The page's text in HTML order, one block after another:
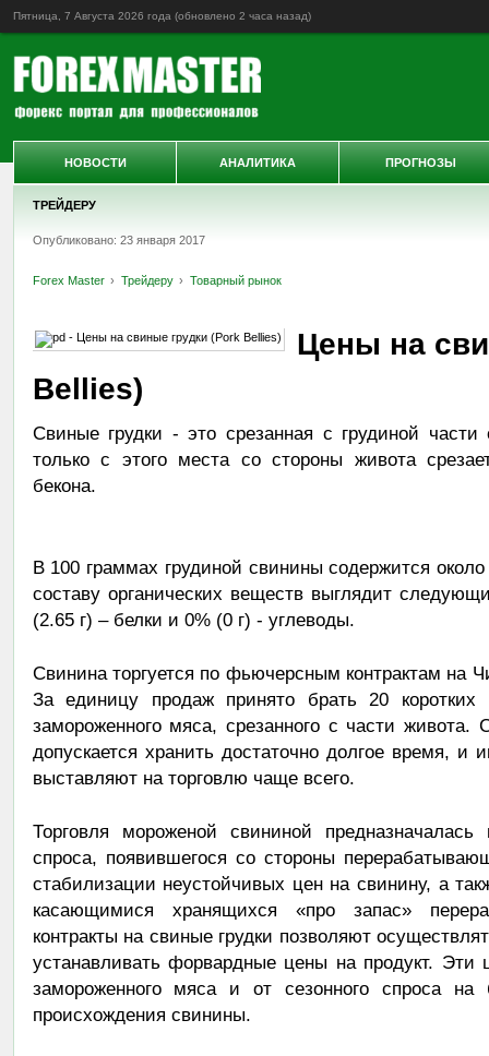
Пятница, 7 Августа 2026 года (обновлено 2 часа назад)
ТРЕЙДЕРУ
Опубликовано: 23 января 2017
Forex Master Трейдеру Товарный рынок
Цены на
Bellies)
Свиные грудки - это срезанная с грудиной
только с этого места со стороны живота
бекона.
В 100 граммах грудиной свинины содержится
составу органических веществ выглядит
(2.65 г) – белки и 0% (0 г) - углеводы.
Свинина торгуется по фьючерсным контрактам на
За единицу продаж принято брать 20
замороженного мяса, срезанного с части
допускается хранить достаточно долгое время,
выставляют на торговлю чаще всего.
Торговля мороженой свининой
спроса, появившегося со стороны
стабилизации неустойчивых цен на свинину, а
касающимися хранящихся «про запас»
контракты на свиные грудки позволяют
устанавливать форвардные цены на продукт. Эти
замороженного мяса и от сезонного спроса на
происхождения свинины.
НОВОСТИ АНАЛИТИКА ПРОГНОЗЫ